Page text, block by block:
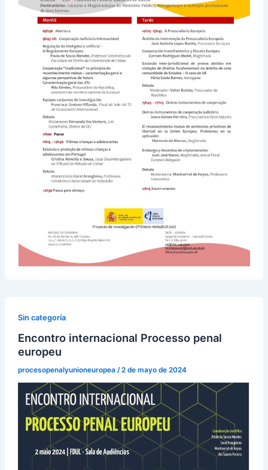
Sin categoría
Encontro internacional Processo penal
europeu
procesopenalyunioneuropea /2 de mayo de 2024